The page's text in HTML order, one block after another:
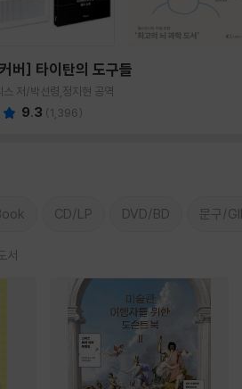
버] 타이탄의 도구들
스 저/박선령,정지현 공역
9.3 (1,396)
CD/LP DVD/BD 문구/
서